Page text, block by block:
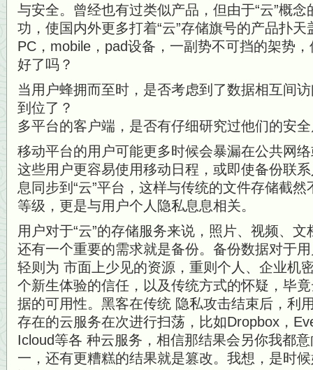
与安全。曾经也有过类似产品，但由于“云”概
功，使国内外更多打着“云”存储旗号的产品扑
PC，mobile，pad设备，一副势不可挡的架势
好了吗？
当用户蜂拥而至时，是否考虑到了数据相互间
到位了？
多平台的客户端，是否有仔细研究过他们的安
移动平台的用户可能更多时候会暴漏在公共网
这些用户更容易使用移动日程，或即使备份联
息同步到“云”平台，这样与传统的文件存储截
等级，更是与用户个人隐私息息相关。
用户对于“云”的存储服务来说，照片、视频、
还有一个重要的需求就是备份。备份数据对于
轻则为 市面上少见的资源，重则个人、企业机
个新生体验的信任，以及传统方式的怀疑，毕
据的可用性。黑客在传统 隐私攻击结束后，利
存在的云服务在次进行扫荡，比如Dropbox，
Icloud等各 种云服务，相信那结果会另你我都
一，还有更糟糕的结果就是篡改。我想，是时